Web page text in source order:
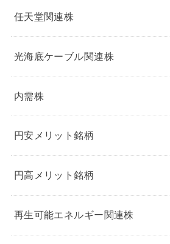
任天堂関連株
光海底ケーブル関連株
内需株
円安メリット銘柄
円高メリット銘柄
再生可能エネルギー関連株